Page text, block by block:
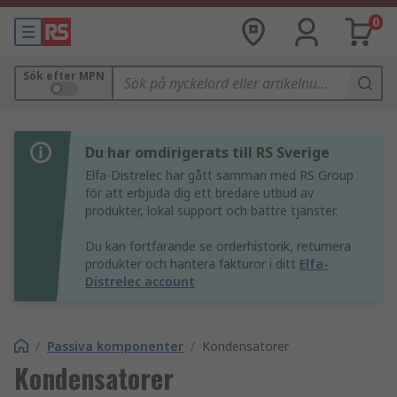
0
Sök efter MPN
Du har omdirigerats till RS Sverige
Elfa-Distrelec har gått samman med RS Group
för att erbjuda dig ett bredare utbud av
produkter, lokal support och bättre tjänster.
Du kan fortfarande se orderhistorik, returnera
produkter och hantera fakturor i ditt Elfa-
Distrelec account
/ Passiva komponenter / Kondensatorer
Kondensatorer